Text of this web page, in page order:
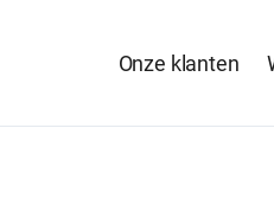
Onze klanten